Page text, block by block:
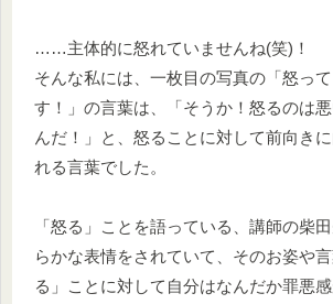
……主体的に怒れていませんね(笑)！
そんな私には、一枚目の写真の「怒っ
す！」の言葉は、「そうか！怒るのは
んだ！」と、怒ることに対して前向き
れる言葉でした。
「怒る」ことを語っている、講師の柴
らかな表情をされていて、そのお姿や
る」ことに対して自分はなんだか罪悪